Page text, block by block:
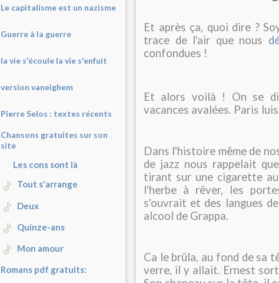
Le capitalisme est un nazisme
Guerre à la guerre
la vie s'écoule la vie s'enfuit
version vaneighem
Pierre Selos : textes récents
Chansons gratuites sur son
site
Les cons sont là
Tout s'arrange
Deux
Quinze-ans
Mon amour
Romans pdf gratuits:
Et après ça, quoi dire ?
trace de l'air que nous
confondues !
Et alors voilà ! On se
vacances avalées. Paris
Dans l'histoire même de
de jazz nous rappelait
tirant sur une cigarette au
l'herbe à rêver, les
s'ouvrait et des langues
alcool de Grappa.
Ca le brûla, au fond de sa
verre, il y allait. Ernest